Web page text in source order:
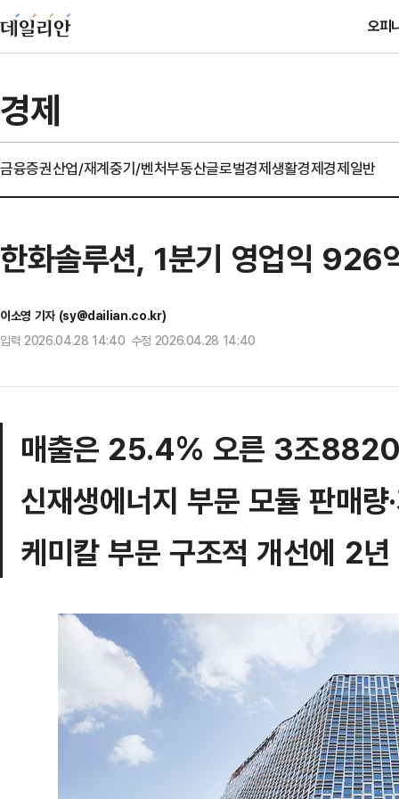
오피
경제
금융증권산업/재계중기/벤처부동산글로벌경제생활경제경제일반
한화솔루션, 1분기 영업익
이소영 기자 (sy@dailian.co.kr)
입력 2026.04.28 14:40 수정 2026.04.28 14:40
매출은 25.4% 오른 3조
신재생에너지 부문 모듈 판매량
케미칼 부문 구조적 개선에 2